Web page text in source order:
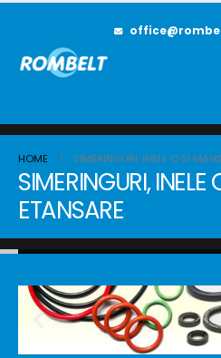
HOME SIMERINGURI, INELE O SI
SIMERINGURI,
ETANSARE